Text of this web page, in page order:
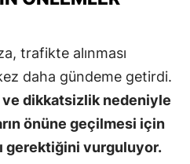
trafikte alınması
daha gündeme getirdi.
dikkatsizlik nedeniyle
önüne geçilmesi için
gerektiğini vurguluyor.